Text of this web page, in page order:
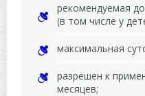
рекомендуемая
(в том числе у
максимальная
разрешен к
месяцев;